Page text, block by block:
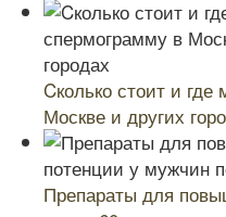
Cколько стоит и
Москве и других
Препараты для